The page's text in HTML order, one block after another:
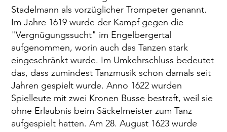
Stadelmann als vorzüglicher Trompeter genannt.
Im Jahre 1619 wurde der Kampf gegen die
"Vergnügungssucht" im Engelbergertal
aufgenommen, worin auch das Tanzen stark
eingeschränkt wurde. Im Umkehrschluss bedeutet
das, dass zumindest Tanzmusik schon damals seit
Jahren gespielt wurde. Anno 1622 wurden
Spielleute mit zwei Kronen Busse bestraft, weil sie
ohne Erlaubnis beim Säckelmeister zum Tanz
aufgespielt hatten. Am 28. August 1623 wurde